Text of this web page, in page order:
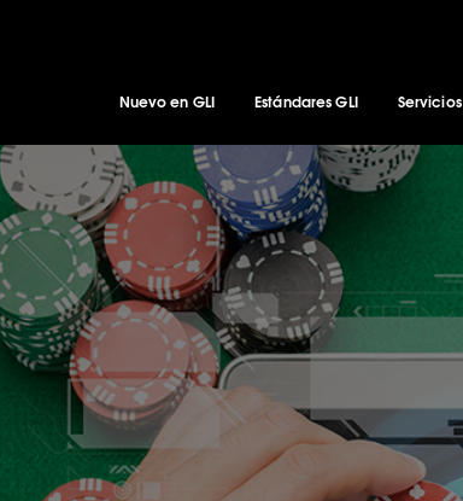
Nuevo en GLI Estándares GLI Servicios